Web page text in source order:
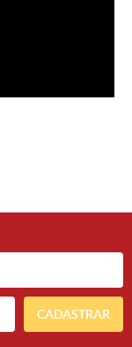
CADASTRAR